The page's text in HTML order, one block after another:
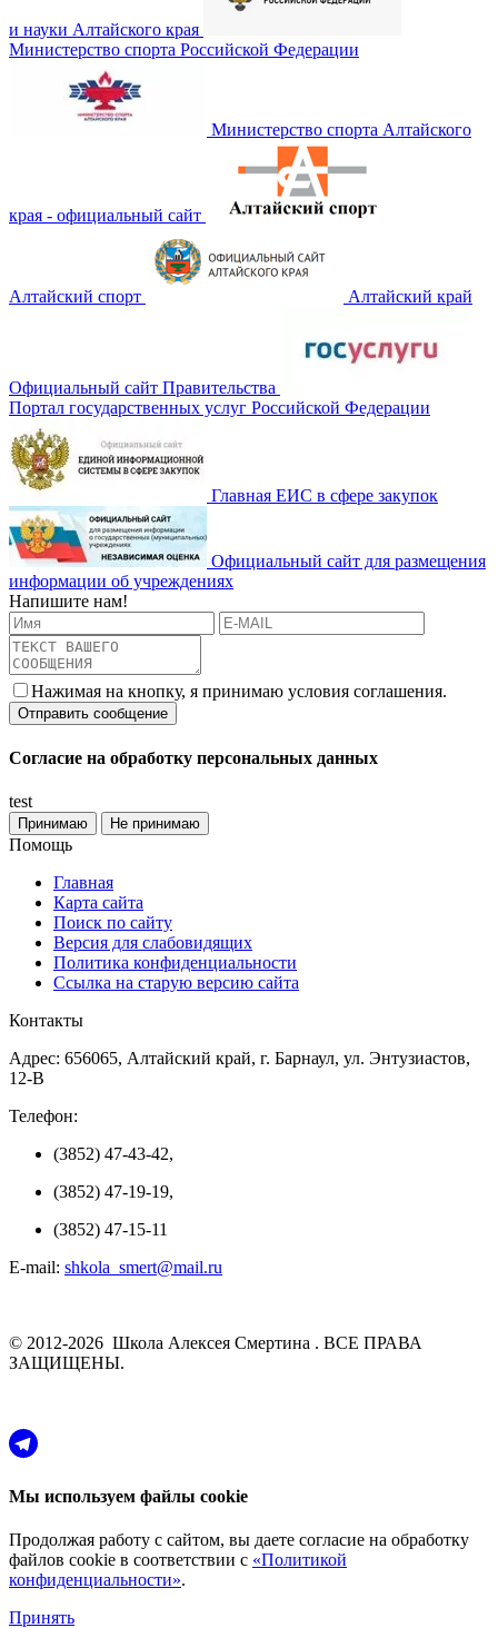
и науки Алтайского края
Министерство спорта Российской Федерации
Министерство спорта Алтайского
края - официальный сайт
Алтайский спорт Алтайский край
Официальный сайт Правительства
Портал государственных услуг Российской Федерации
Главная ЕИС в сфере закупок
Официальный сайт для размещения
информации об учреждениях
Напишите нам!
Нажимая на кнопку, я принимаю условия соглашения.
Согласие на обработку персональных данных
test
Принимаю Не принимаю
Помощь
Главная
Карта сайта
Поиск по сайту
Версия для слабовидящих
Политика конфиденциальности
Ссылка на старую версию сайта
Контакты
Адрес: 656065, Алтайский край, г. Барнаул, ул. Энтузиастов,
12-В
Телефон:
(3852) 47-43-42,
(3852) 47-19-19,
(3852) 47-15-11
E-mail: shkola_smert@mail.ru
© 2012-2026 Школа Алексея Смертина . ВСЕ ПРАВА
ЗАЩИЩЕНЫ.
Мы используем файлы cookie
Продолжая работу с сайтом, вы даете согласие на обработку
файлов cookie в соответствии с «Политикой
конфиденциальности».
Принять